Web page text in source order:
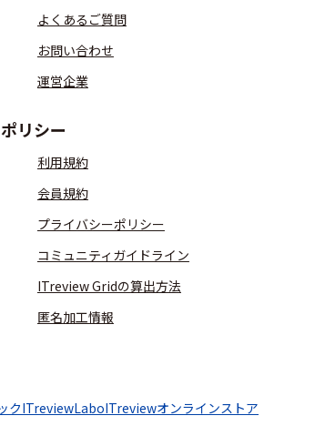
よくあるご質問
お問い合わせ
運営企業
ポリシー
利用規約
会員規約
プライバシーポリシー
コミュニティガイドライン
ITreview Gridの算出方法
匿名加工情報
クITreviewLaboITreviewオンラインストア